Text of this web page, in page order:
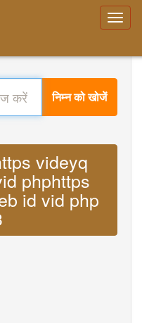
निम्न को खोजें
videyq
phphttps
id vid php